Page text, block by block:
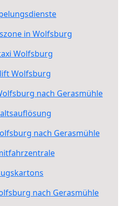
in Wolfsburg
Wolfsburg
Wolfsburg
nach Gerasmühle
nach Gerasmühle
nach Gerasmühle